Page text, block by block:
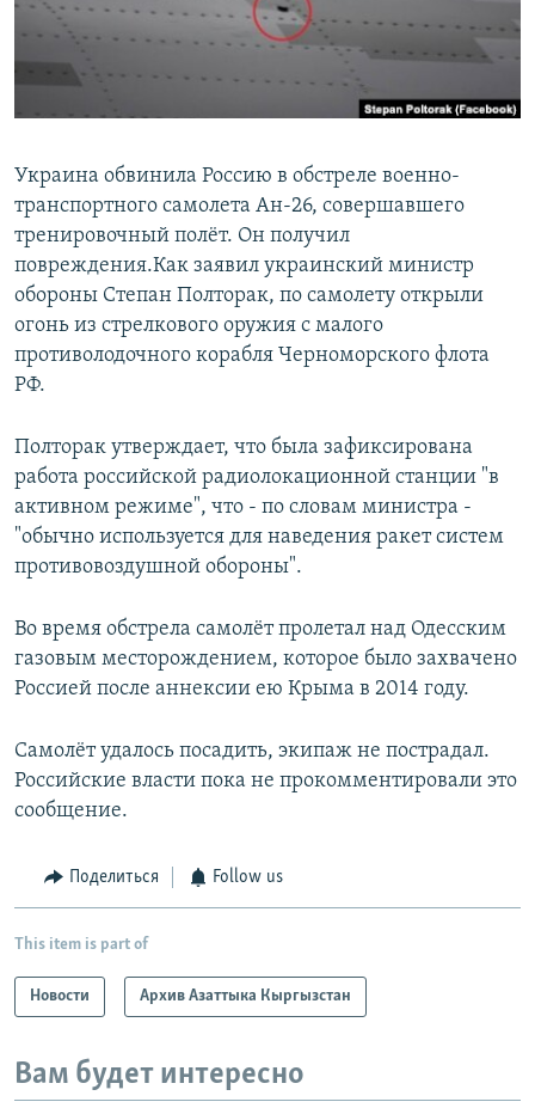
Украина обвинила Россию в обстреле военно-
транспортного самолета Ан-26, совершавшего
тренировочный полёт. Он получил
повреждения.Как заявил украинский министр
обороны Степан Полторак, по самолету открыли
огонь из стрелкового оружия с малого
противолодочного корабля Черноморского флота
РФ.
Полторак утверждает, что была зафиксирована
работа российской радиолокационной станции "в
активном режиме", что - по словам министра -
"обычно используется для наведения ракет систем
противовоздушной обороны".
Во время обстрела самолёт пролетал над Одесским
газовым месторождением, которое было захвачено
Россией после аннексии ею Крыма в 2014 году.
Самолёт удалось посадить, экипаж не пострадал.
Российские власти пока не прокомментировали это
сообщение.
Поделиться Follow us
This item is part of
Новости Архив Азаттыка Кыргызстан
Вам будет интересно